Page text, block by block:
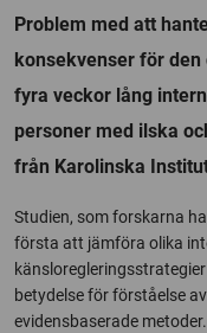
Problem med att
konsekvenser för den
fyra veckor lång
personer med ilska
från Karolinska
Studien, som forskarna
första att jämföra olika
betydelse för förståelse
evidensbaserade metoder.